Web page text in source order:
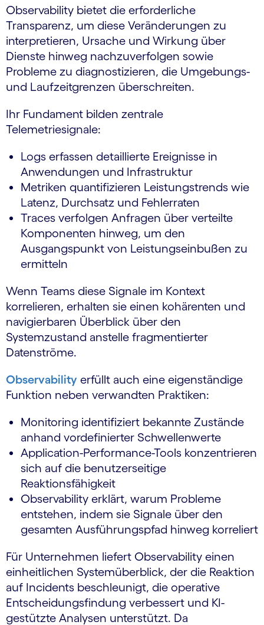
Observability bietet die erforderliche
Transparenz, um diese Veränderungen zu
interpretieren, Ursache und Wirkung über
Dienste hinweg nachzuverfolgen sowie
Probleme zu diagnostizieren, die Umgebungs-
und Laufzeitgrenzen überschreiten.
Ihr Fundament bilden zentrale
Telemetriesignale:
Logs erfassen detaillierte Ereignisse in
Anwendungen und Infrastruktur
Metriken quantifizieren Leistungstrends wie
Latenz, Durchsatz und Fehlerraten
Traces verfolgen Anfragen über verteilte
Komponenten hinweg, um den
Ausgangspunkt von Leistungseinbußen zu
ermitteln
Wenn Teams diese Signale im Kontext
korrelieren, erhalten sie einen kohärenten und
navigierbaren Überblick über den
Systemzustand anstelle fragmentierter
Datenströme.
Observability erfüllt auch eine eigenständige
Funktion neben verwandten Praktiken:
Monitoring identifiziert bekannte Zustände
anhand vordefinierter Schwellenwerte
Application-Performance-Tools konzentrieren
sich auf die benutzerseitige
Reaktionsfähigkeit
Observability erklärt, warum Probleme
entstehen, indem sie Signale über den
gesamten Ausführungspfad hinweg korreliert
Für Unternehmen liefert Observability einen
einheitlichen Systemüberblick, der die Reaktion
auf Incidents beschleunigt, die operative
Entscheidungsfindung verbessert und KI-
gestützte Analysen unterstützt. Da